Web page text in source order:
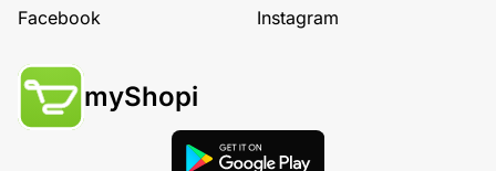
Facebook
Instagram
myShopi